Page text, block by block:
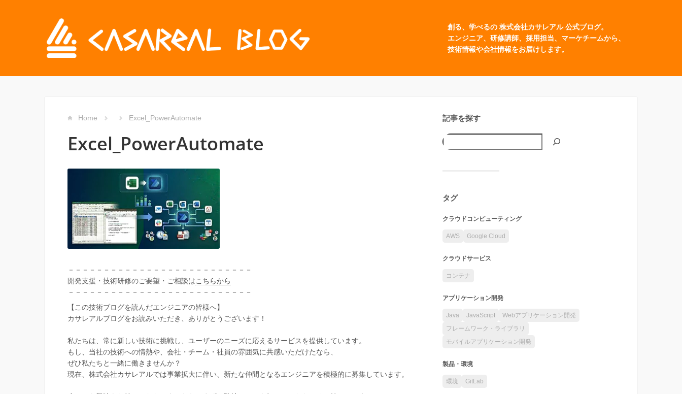
創る、学べるの 株式会社カサレアル 公式ブログ。
エンジニア、研修講師、採用担当、マーケチームから、
技術情報や会社情報をお届けします。
Home Excel_PowerAutomate
Excel_PowerAutomate
－－－－－－－－－－－－－－－－－－－－－－－－－－
開発支援・技術研修のご要望・ご相談はこちらから
－－－－－－－－－－－－－－－－－－－－－－－－－－
【この技術ブログを読んだエンジニアの皆様へ】
カサレアルブログをお読みいただき、ありがとうございます！
私たちは、常に新しい技術に挑戦し、ユーザーのニーズに応えるサービスを提供しています。
もし、当社の技術への情熱や、会社・チーム・社員の雰囲気に共感いただけたなら、
ぜひ私たちと一緒に働きませんか？
現在、株式会社カサレアルでは事業拡大に伴い、新たな仲間となるエンジニアを積極的に募集しています。
記事を探す
タグ
クラウドコンピューティング
AWS Google Cloud
クラウドサービス
コンテナ
アプリケーション開発
Java JavaScript
Webアプリケーション開発
フレームワーク・ライブラリ
モバイルアプリケーション開発
製品・環境
環境 GitLab